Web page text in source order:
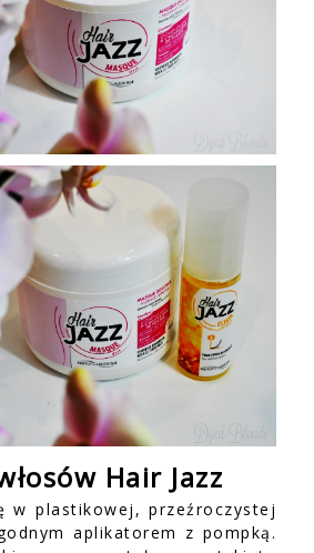
Hair Jazz
w plastikowej, przeźroczystej
aplikatorem z pompką.